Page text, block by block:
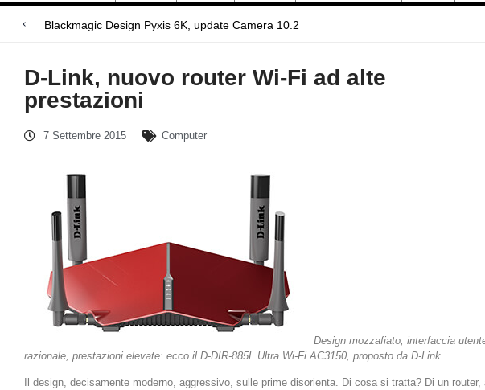
Megadap M2RF, il
Blackmagic Design UltraStudio Express 3G, due accessori ad hoc
Arri Rental, evoluzioni in arrivo
D-Link, nuovo router Wi-Fi ad alte
prestazioni
7 Settembre 2015 Computer
Design mozzafiato, interfaccia
razionale, prestazioni elevate: ecco il D-DIR-885L Ultra Wi-Fi AC3150, proposto da D-Link
Il design, decisamente moderno, aggressivo, sulle prime disorienta. Di cosa si tratta? Di un router,